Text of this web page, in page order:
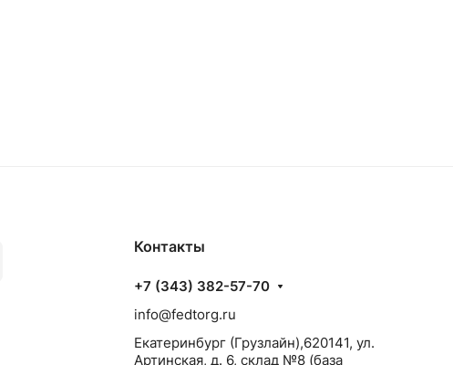
Контакты
+7 (343) 382-57-70
info@fedtorg.ru
Екатеринбург (Грузлайн),620141, ул.
Артинская, д. 6, склад №8 (база